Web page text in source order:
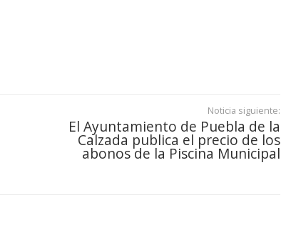
Noticia siguiente:
El Ayuntamiento de Puebla de la
Calzada publica el precio de los
abonos de la Piscina Municipal